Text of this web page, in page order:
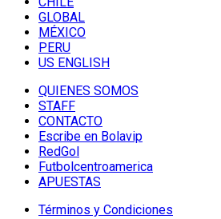
GLOBAL
MÉXICO
PERU
US ENGLISH
QUIENES SOMOS
STAFF
CONTACTO
Escribe en Bolavip
RedGol
Futbolcentroamerica
APUESTAS
Términos y Condiciones